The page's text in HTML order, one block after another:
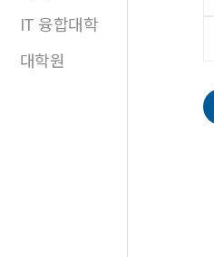
IT 융합대학
대학원